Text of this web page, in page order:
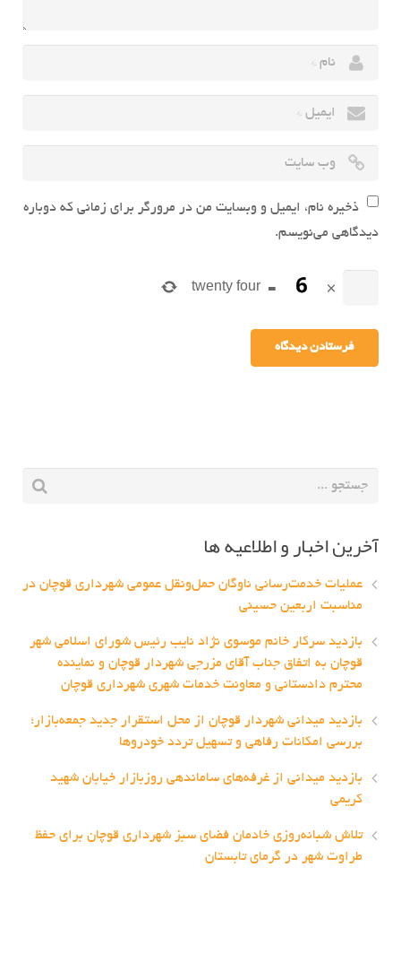
ذخیره نام، ایمیل و وبسایت من در مرورگر برای زمانی که دوباره
دیدگاهی می‌نویسم.
×
=
twenty four
آخرین اخبار و اطلاعیه ها
عملیات خدمت‌رسانی ناوگان حمل‌ونقل عمومی شهرداری قوچان در
مناسبت اربعین حسینی
بازدید سرکار خانم موسوی نژاد نایب رئیس شورای اسلامی شهر
قوچان به اتفاق جناب آقای مزرجی شهردار قوچان و نماینده
محترم دادستانی و معاونت خدمات شهری شهرداری قوچان
بازدید میدانی شهردار قوچان از محل استقرار جدید جمعه‌بازار؛
بررسی امکانات رفاهی و تسهیل تردد خودروها
بازدید میدانی از غرفه‌های ساماندهی روزبازار خیابان شهید
کریمی
تلاش شبانه‌روزی خادمان فضای سبز شهرداری قوچان برای حفظ
طراوت شهر در گرمای تابستان